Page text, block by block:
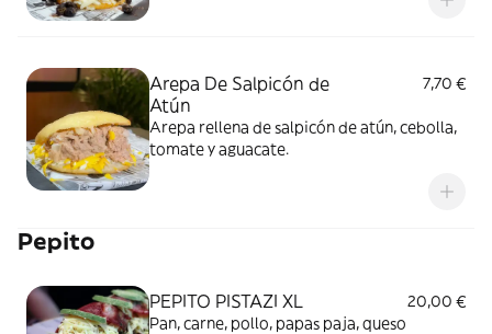
Arepa De Salpicón de
Atún
7,70 €
Arepa rellena de salpicón de atún, cebolla,
tomate y aguacate.
Pepito
PEPITO PISTAZI XL
20,00 €
Pan, carne, pollo, papas paja, queso